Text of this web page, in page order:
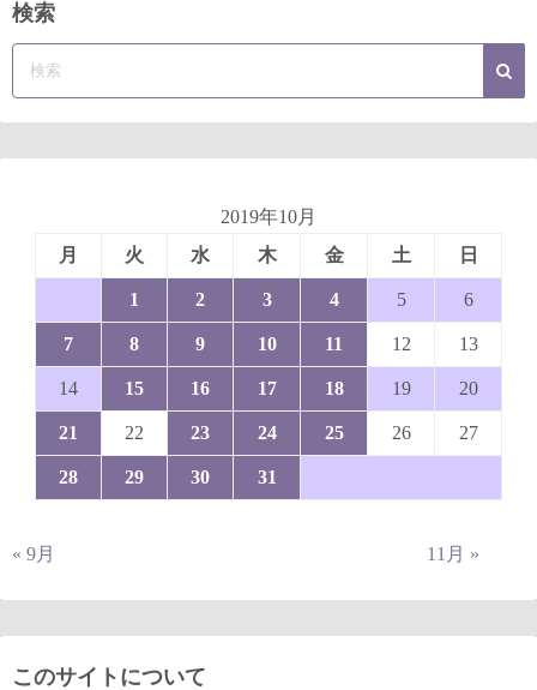
検索
2019年10月
月
火 水 木 金 土 日
1 2 3 4 5 6
7 8 9 10 11 12 13
14 15 16 17 18 19 20
21 22 23 24 25 26 27
28 29 30 31
« 9月 11月 »
このサイトについて